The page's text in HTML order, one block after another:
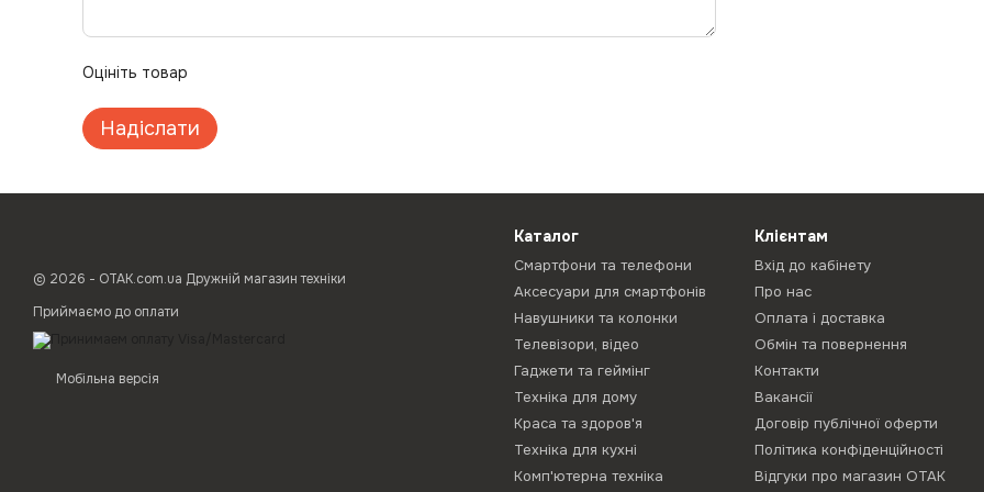
Оцініть товар
Надіслати
© 2026 - ОТАК.com.ua Дружній магазин техніки
Приймаємо до оплати
Мобільна версія
Каталог
Смартфони та телефони
Аксесуари для смартфонів
Навушники та колонки
Телевізори, відео
Гаджети та геймінг
Техніка для дому
Краса та здоров'я
Техніка для кухні
Комп'ютерна техніка
Клієнтам
Вхід до кабінету
Про нас
Оплата і доставка
Обмін та повернення
Контакти
Вакансії
Договір публічної оферти
Політика конфіденційності
Відгуки про магазин ОТАК